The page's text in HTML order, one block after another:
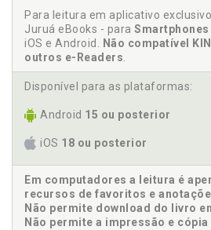
adoção para homossexuais, p.
Apresentação da primeira
Apresentação da segunda
Adoções por casais homo-
B
Breves (e indispensáveis)
Burocracia. Mito da burocracia
Busca de extensividade
personae, p. 44
Para leitura em aplicativo
Juruá eBooks - para Smartphones
iOS e Android. Não compatível
outros e-Readers.
Disponível para as plataformas:
Android 15 ou posterior
iOS 18 ou posterior
Em computadores a leitura é
recursos de favoritos e
Não permite download do livro
Não permite a impressão e